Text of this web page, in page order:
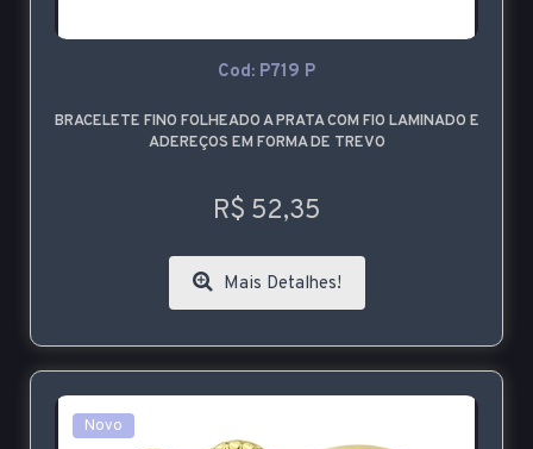
Cod: P719 P
BRACELETE FINO FOLHEADO A PRATA COM FIO LAMINADO E
ADEREÇOS EM FORMA DE TREVO
R$ 52,35
Mais Detalhes!
Novo